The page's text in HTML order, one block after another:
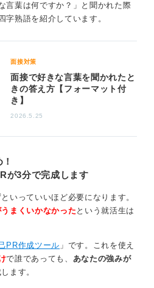
言葉は何ですか？」と聞かれた際
字熟語を紹介しています。
面接対策
面接で好きな言葉を聞かれたと
きの答え方【フォーマット付
き】
2026.5.25
が3分で完成します
いっていいほど必要になります。
まくいかなかった という就活生は
PR作成ツール 」です。これを使え
で誰であっても、 あなたの強みが
ます。